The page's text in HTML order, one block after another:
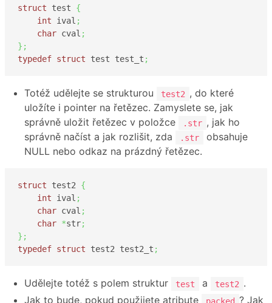
struct test {
int ival ;
char cval ;
} ;
typedef struct test test_t ;
Totéž udělejte se strukturou test2 , do které
uložíte i pointer na řetězec. Zamyslete se, jak
správně uložit řetězec v položce
.str , jak ho
správně načíst a jak rozlišit, zda
.str
obsahuje
NULL nebo odkaz na prázdný řetězec.
struct test2 {
int ival ;
char cval ;
char *str;
} ;
typedef struct test2 test2_t ;
Udělejte totéž s polem struktur test a test2 .
Jak to bude, pokud použijete atribute
packed ? Jak